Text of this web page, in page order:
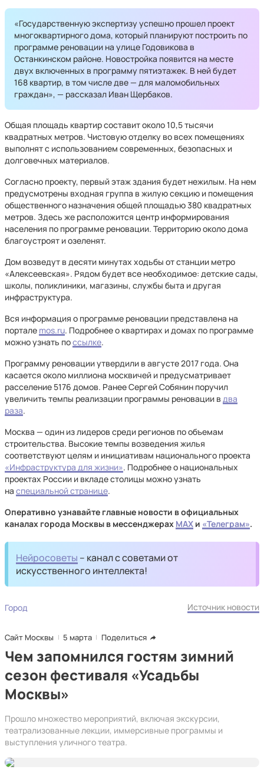
«Государственную экспертизу успешно прошел проект
многоквартирного дома, который планируют построить по
программе реновации на улице Годовикова в
Останкинском районе. Новостройка появится на месте
двух включенных в программу пятиэтажек. В ней будет
168 квартир, в том числе две — для маломобильных
граждан», — рассказал Иван Щербаков.
Общая площадь квартир составит около 10,5 тысячи
квадратных метров. Чистовую отделку во всех помещениях
выполнят с использованием современных, безопасных и
долговечных материалов.
Согласно проекту, первый этаж здания будет нежилым. На нем
предусмотрены входная группа в жилую секцию и помещения
общественного назначения общей площадью 380 квадратных
метров. Здесь же расположится центр информирования
населения по программе реновации. Территорию около дома
благоустроят и озеленят.
Дом возведут в десяти минутах ходьбы от станции метро
«Алексеевская». Рядом будет все необходимое: детские сады,
школы, поликлиники, магазины, службы быта и другая
инфраструктура.
Вся информация о программе реновации представлена на
портале mos.ru. Подробнее о квартирах и домах по программе
можно узнать поссылке.
Программу реновации утвердили в августе 2017 года. Она
касается около миллиона москвичей и предусматривает
расселение 5176 домов. Ранее Сергей Собянин поручил
увеличить темпы реализации программы реновации в два
раза.
Москва — один из лидеров среди регионов по объемам
строительства. Высокие темпы возведения жилья
соответствуют целям и инициативам национального проекта
«Инфраструктура для жизни». Подробнее о национальных
проектах России и вкладе столицы можно узнать
на специальной странице.
Оперативно узнавайте главные новости в официальных
каналах города Москвы в мессенджерах MAX и «Телеграм».
Нейросоветы – канал с советами от
искусственного интеллекта!
Город Источник новости
Сайт Москвы 5 марта Поделиться
Чем запомнился гостям зимний
сезон фестиваля «Усадьбы
Москвы»
Прошло множество мероприятий, включая экскурсии,
театрализованные лекции, иммерсивные программы и
выступления уличного театра.